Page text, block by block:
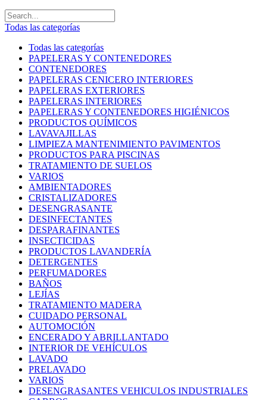
Todas las categorías
Todas las categorías
PAPELERAS Y CONTENEDORES
CONTENEDORES
PAPELERAS CENICERO INTERIORES
PAPELERAS EXTERIORES
PAPELERAS INTERIORES
PAPELERAS Y CONTENEDORES HIGIÉNICOS
PRODUCTOS QUÍMICOS
LAVAVAJILLAS
LIMPIEZA MANTENIMIENTO PAVIMENTOS
PRODUCTOS PARA PISCINAS
TRATAMIENTO DE SUELOS
VARIOS
AMBIENTADORES
CRISTALIZADORES
DESENGRASANTE
DESINFECTANTES
DESPARAFINANTES
INSECTICIDAS
PRODUCTOS LAVANDERÍA
DETERGENTES
PERFUMADORES
BAÑOS
LEJÍAS
TRATAMIENTO MADERA
CUIDADO PERSONAL
AUTOMOCIÓN
ENCERADO Y ABRILLANTADO
INTERIOR DE VEHÍCULOS
LAVADO
PRELAVADO
VARIOS
DESENGRASANTES VEHICULOS INDUSTRIALES